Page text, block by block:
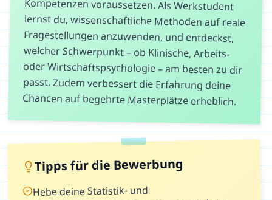
Chancen auf begehrte Masterplätze erheblich.
Tipps für die Bewerbung
Hebe deine Statistik- und